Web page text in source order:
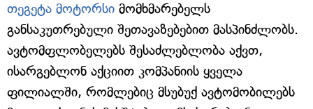
თეგეტა მოტორსი მომხმარებელს
განსაკუთრებული შეთავაზებებით მასპინძლობს.
ავტომფლობელებს შესაძლებლობა აქვთ,
ისარგებლონ აქციით კომპანიის ყველა
ფილიალში, რომლებიც მსუბუქ ავტომობილებს